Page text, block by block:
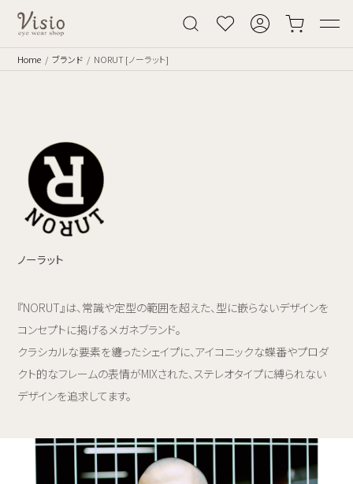
Home ブランド NORUT [ノーラット]
ノーラット
『NORUT』は、常識や定型の範囲を超えた、型に嵌らないデザインを
コンセプトに掲げるメガネブランド。
クラシカルな要素を纏ったシェイプに、アイコニックな蝶番やプロダ
クト的なフレームの表情がMIXされた、ステレオタイプに縛られない
デザインを追求してます。